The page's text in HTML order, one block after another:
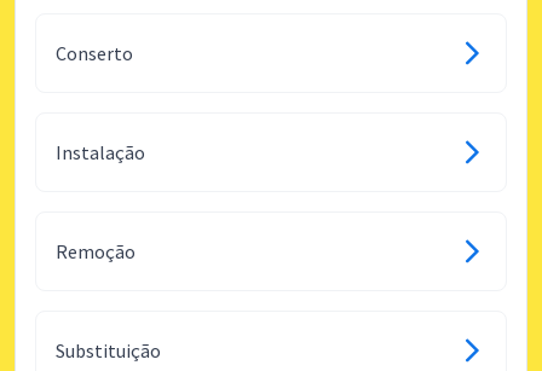
Conserto
Instalação
Remoção
Substituição